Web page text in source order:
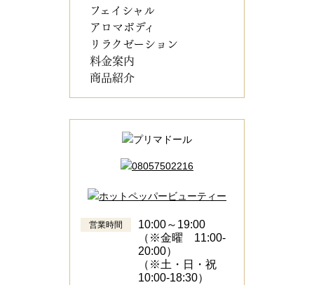
フェイシャル
アロマボディ
リラクゼーション
料金案内
商品紹介
営業時間
10:00～19:00
（※金曜 11:00-
20:00）
（※土・日・祝
10:00-18:30）